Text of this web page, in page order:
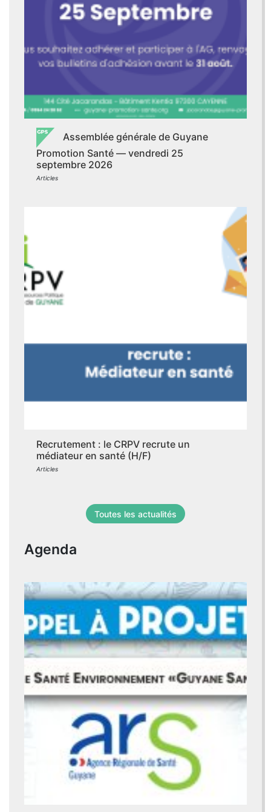
Assemblée générale de Guyane
Promotion Santé — vendredi 25
septembre 2026
Articles
Recrutement : le CRPV recrute un
médiateur en santé (H/F)
Articles
Toutes les actualités
Agenda